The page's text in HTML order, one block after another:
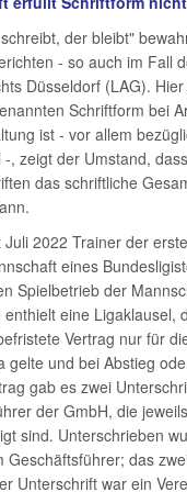
der bleibt"
- so auch im Fall
Düsseldorf (LAG).
Schriftform bei
ist - vor allem
, zeigt der Umstand,
das schriftliche
2022 Trainer der
eines
Spielbetrieb der
eine Ligaklausel,
Vertrag nur für
gelte und bei Abstieg
gab es zwei
der GmbH, die
sind. Unterschrieben
Geschäftsführer; das
Unterschrift war ein